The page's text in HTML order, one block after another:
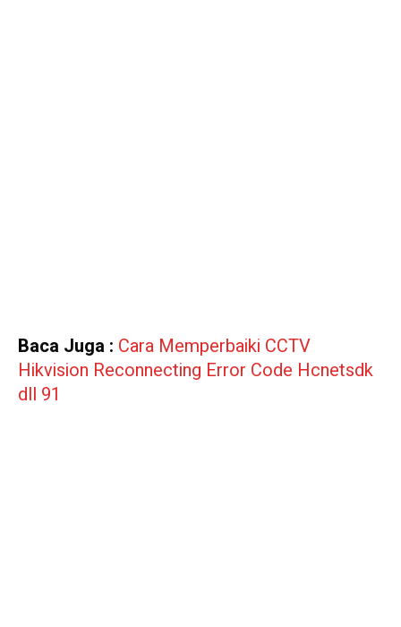
Baca Juga : Cara Memperbaiki CCTV
Hikvision Reconnecting Error Code Hcnetsdk
dll 91